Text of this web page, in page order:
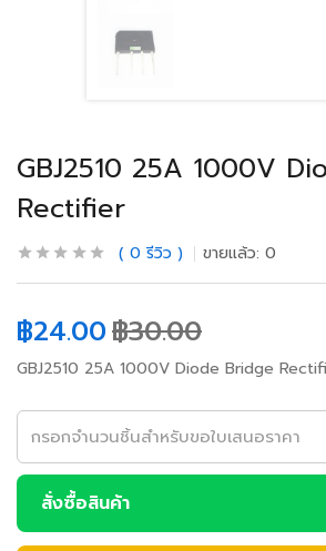
GBJ2510 25A 1000V
Rectifier
0 รีวิว ขายแล้ว: 0
฿24.00฿30.00
GBJ2510 25A 1000V Diode Bridge
สั่งซื้อสินค้า